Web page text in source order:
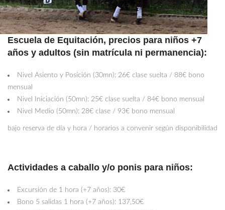
Escuela de Equitación, precios para niños +7
años y adultos (sin matrícula ni permanencia):
Nivel Asiento y Posición (30mn): 26€ clase suelta / 88€ bono
mensual
Nivel Iniciación (50mn): 25€ clase suelta / 84€ bono mensual
Nivel Medio (50mn): 28€ clase / 93€ bono mensual
bajo reserva de día y hora / horarios a convenir según disponibilidad
Actividades a caballo y/o ponis para niños:
Excursión de 1 hora (+7 años): 30€
Bono 5 salidas 1 hora (+7 años): 137,50€